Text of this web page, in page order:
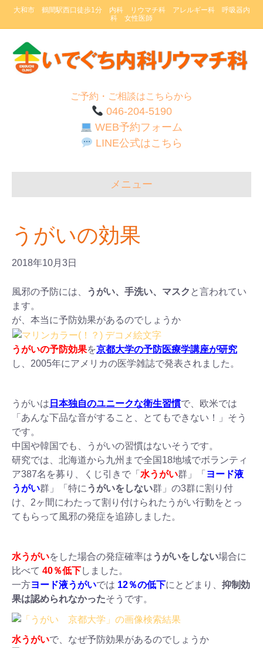
大和市 鶴間駅西口徒歩1分 内科 リウマチ科 アレルギー科 呼吸器内
科 女性医師
ご予約・ご相談はこちらから
046-204-5190
WEB予約フォーム
LINE公式はこちら
メニュー
うがいの効果
2018年10月3日
風邪の予防には、 うがい、手洗い、マスク と言われてい
ます。
が、本当に予防効果があるのでしょうか
うがいの予防効果を京都大学の予防医療学講座が研究
し、2005年にアメリカの医学雑誌で発表されました。
うがいは 日本独自のユニークな衛生習慣で、欧米では
「あんな下品な音がすること、とてもできない！」そう
です。
中国や韓国でも、うがいの習慣はないそうです。
研究では、北海道から九州まで全国18地域でボランティ
ア387名を募り、くじ引きで「 水うがい群」「 ヨード液
うがい群」「特に うがいをしない群」の3群に割り付
け、2ヶ間にわたって割り付けられたうがい行動をとっ
てもらって風邪の発症を追跡しました。
水うがいをした場合の発症確率はうがいをしない場合に
比べて 40％低下しました。
一方ヨード液うがいでは 12％の低下にとどまり、 抑制効
果は認められなかったそうです。
水うがいで、なぜ予防効果があるのでしょうか